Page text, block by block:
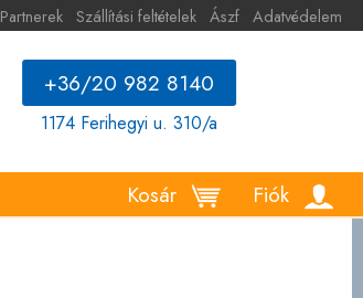
Partnerek Szállítási feltételek Ászf Adatvédelem
+36/20 982 8140
1174 Ferihegyi u. 310/a
Fiók
Kosár